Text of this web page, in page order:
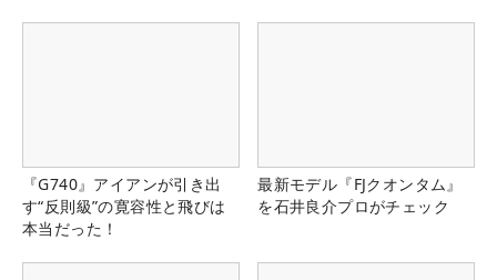
『G740』アイアンが引き出
す“反則級”の寛容性と飛びは
本当だった！
最新モデル『FJクオンタム』
を石井良介プロがチェック